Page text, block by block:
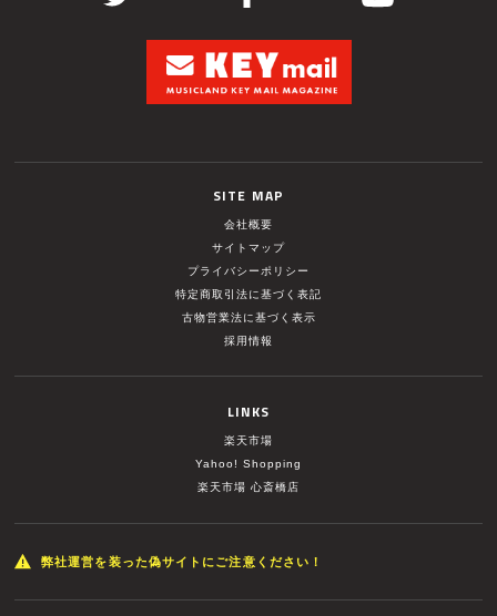
SITE MAP
会社概要
サイトマップ
プライバシーポリシー
特定商取引法に基づく表記
古物営業法に基づく表示
採用情報
LINKS
楽天市場
Yahoo! Shopping
楽天市場 心斎橋店
弊社運営を装った偽サイトにご注意ください！